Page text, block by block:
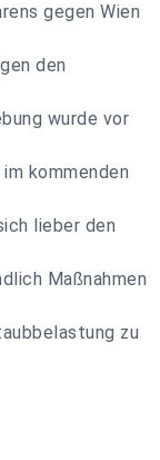
gegen Wien
den
wurde vor
kommenden
lieber den
Maßnahmen
zu